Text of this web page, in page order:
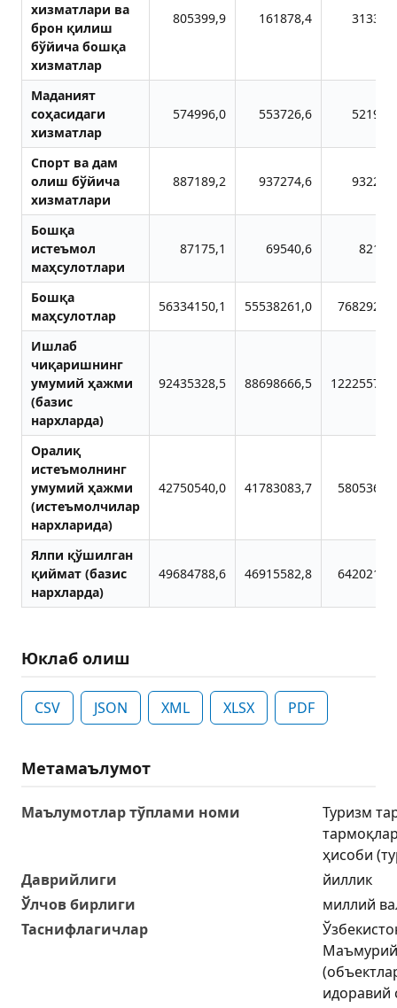
хизматлари ва
брон қилиш
бўйича бошқа
хизматлар
805399,9 161878,4
Маданият
соҳасидаги
хизматлар
574996,0 553726,6
Спорт ва дам
олиш бўйича
хизматлари
887189,2 937274,6
Бошқа
истеъмол
маҳсулотлари
87175,1 69540,6
Бошқа
маҳсулотлар
56334150,1 55538261,0
Ишлаб
чиқаришнинг
умумий ҳажми
(базис
нархларда)
92435328,5 88698666,5
Оралиқ
истеъмолнинг
умумий ҳажми
(истеъмолчилар
нархларида)
42750540,0 41783083,7
Ялпи қўшилган
қиймат (базис
нархларда)
49684788,6 46915582,8
Юклаб олиш
CSV JSON XML XLSX PDF
Метамаълумот
Маълумотлар тўплами номи
Туризм
ҳисоби
Даврийлиги
йиллик
Ўлчов бирлиги
миллий
Таснифлагичлар
идоравий